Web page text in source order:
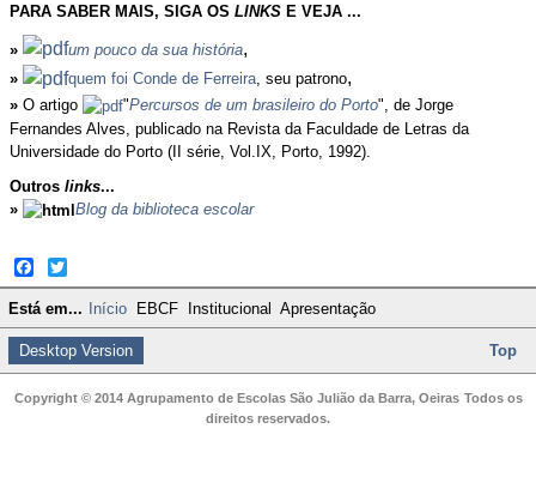
PARA SABER MAIS, SIGA OS LINKS E VEJA ...
» um pouco da sua história,
» quem foi Conde de Ferreira, seu patrono,
» O artigo "Percursos de um brasileiro do Porto", de Jorge
Fernandes Alves, publicado na Revista da Faculdade de Letras da
Universidade do Porto (II série, Vol.IX, Porto, 1992).
Outros links...
»
Blog da biblioteca escolar
Facebook
Twitter
Está em... Início EBCF Institucional Apresentação
Desktop Version Top
Copyright © 2014 Agrupamento de Escolas São Julião da Barra, Oeiras Todos os
direitos reservados.